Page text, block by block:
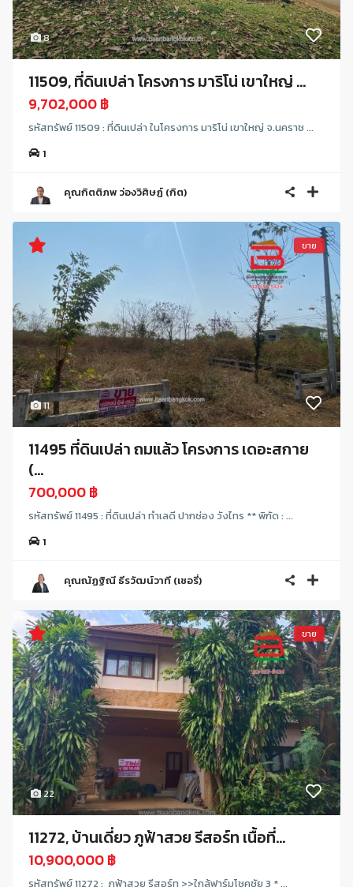
8
11509, ที่ดินเปล่า โครงการ มาริโน่ เขาใหญ่ ...
9,702,000 ฿
รหัสทรัพย์ 11509 : ที่ดินเปล่า ในโครงการ มาริโน่ เขาใหญ่ จ.นคราช ...
1
คุณกิตติภพ ว่องวิศิษฏ์ (กิต)
11
ขาย
11495 ที่ดินเปล่า ถมแล้ว โครงการ เดอะสกาย
(...
700,000 ฿
รหัสทรัพย์ 11495 : ที่ดินเปล่า ทำเลดี ปากช่อง วังไทร ** พิกัด : ...
1
คุณณัฏฐิณี ธีรวัฒน์วาที (เชอรี่)
22
ขาย
11272, บ้านเดี่ยว ภูฟ้าสวย รีสอร์ท เนื้อที่...
10,900,000 ฿
รหัสทรัพย์ 11272 : ภูฟ้าสวย รีสอร์ท >>ใกล้ฟาร์มโชคชัย 3 * ...